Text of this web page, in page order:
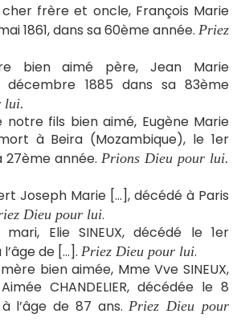
frère et oncle, François Marie
1861, dans sa 60ème année. Priez
bien aimé père, Jean Marie
décembre 1885 dans sa 83ème
lui.
fils bien aimé, Eugène Marie
mort à Beira (Mozambique), le 1er
27ème année. Prions Dieu pour lui.
Joseph Marie […], décédé à Paris
Dieu pour lui.
Elie SINEUX, décédé le 1er
de […]. Priez Dieu pour lui.
bien aimée, Mme Vve SINEUX,
CHANDELIER, décédée le 8
l’âge de 87 ans.Priez Dieu pour